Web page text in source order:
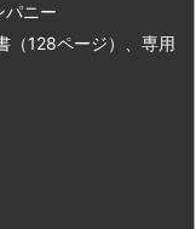
パニー
（128ページ）、専用